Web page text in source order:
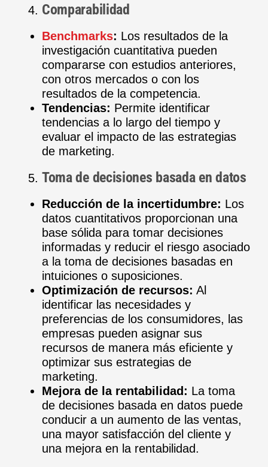
Comparabilidad
Benchmarks: Los resultados de la
investigación cuantitativa pueden
compararse con estudios anteriores,
con otros mercados o con los
resultados de la competencia.
Tendencias: Permite identificar
tendencias a lo largo del tiempo y
evaluar el impacto de las estrategias
de marketing.
Toma de decisiones basada en datos
Reducción de la incertidumbre: Los
datos cuantitativos proporcionan una
base sólida para tomar decisiones
informadas y reducir el riesgo asociado
a la toma de decisiones basadas en
intuiciones o suposiciones.
Optimización de recursos: Al
identificar las necesidades y
preferencias de los consumidores, las
empresas pueden asignar sus
recursos de manera más eficiente y
optimizar sus estrategias de
marketing.
Mejora de la rentabilidad: La toma
de decisiones basada en datos puede
conducir a un aumento de las ventas,
una mayor satisfacción del cliente y
una mejora en la rentabilidad.